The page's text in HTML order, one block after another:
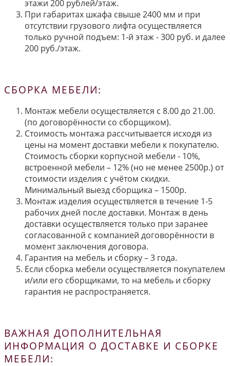
этажи 200 рублей/этаж.
При габаритах шкафа свыше 2400 мм и при
отсутствии грузового лифта осуществляется
только ручной подъем: 1-й этаж - 300 руб. и далее
200 руб./этаж.
СБОРКА МЕБЕЛИ:
Монтаж мебели осуществляется с 8.00 до 21.00.
(по договорённости со сборщиком).
Стоимость монтажа рассчитывается исходя из
цены на момент доставки мебели к покупателю.
Стоимость сборки корпусной мебели - 10%,
встроенной мебели – 12% (но не менее 2500р.) от
стоимости изделия с учётом скидки.
Минимальный выезд сборщика – 1500р.
Монтаж изделия осуществляется в течение 1-5
рабочих дней после доставки. Монтаж в день
доставки осуществляется только при заранее
согласованной с компанией договорённости в
момент заключения договора.
Гарантия на мебель и сборку – 3 года.
Если сборка мебели осуществляется покупателем
и/или его сборщиками, то на мебель и сборку
гарантия не распространяется.
ВАЖНАЯ ДОПОЛНИТЕЛЬНАЯ
ИНФОРМАЦИЯ О ДОСТАВКЕ И СБОРКЕ
МЕБЕЛИ: